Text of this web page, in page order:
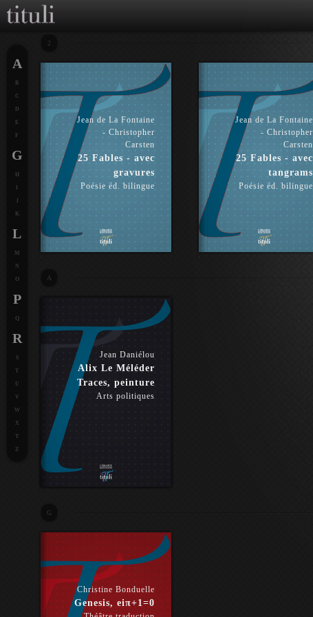
2
Jean de La Fontaine
- Christopher
Carsten
25 Fables - avec
gravures
Poésie éd. bilingue
Jean de La Fontaine
- Christopher
Carsten
25 Fables - avec
tangrams
Poésie éd. bilingue
A
Jean Daniélou
Alix Le Méléder
Traces, peinture
Arts politiques
G
Christine Bonduelle
Genesis, eiπ+1=0
A
B
C
D
E
F
G
J
K
L
M
N
O
P
Q
R
S
T
U
V
W
X
Y
Z